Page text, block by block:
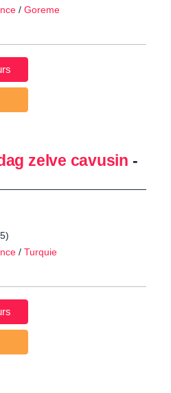
/ Goreme
zelve cavusin -
/ Turquie